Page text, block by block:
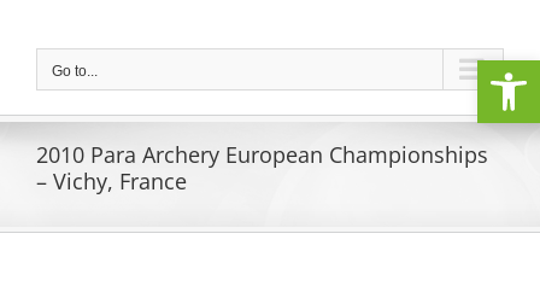
contentGo to...
2010 Para Archery European Championships
– Vichy, France